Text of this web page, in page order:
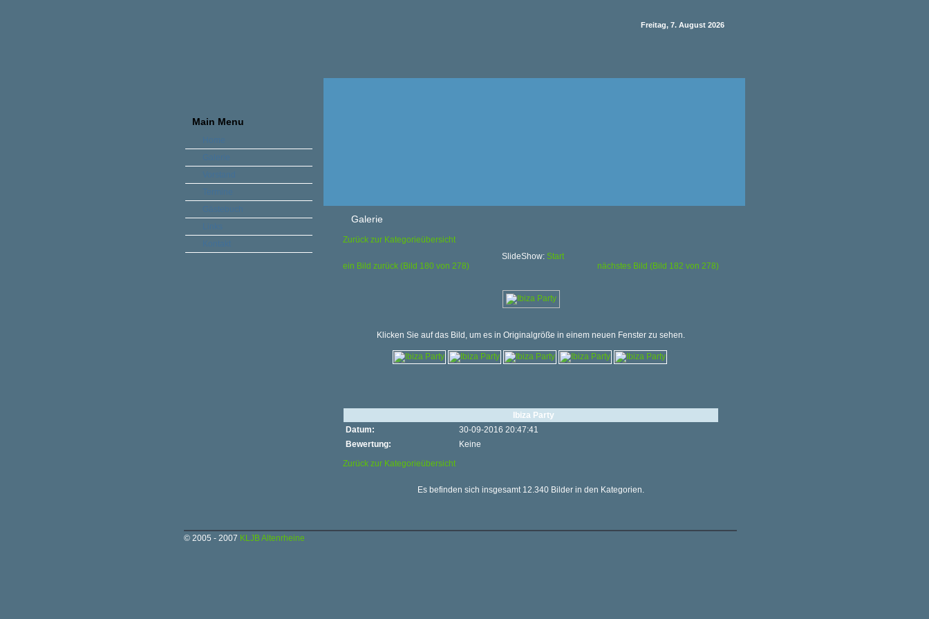
Main Menu
Freitag, 7. August 2026
Galerie
Zurück zur Kategorieübersicht
SlideShow: Start
ein Bild zurück (Bild 180 von 278)
nächstes Bild (Bild 182 von 278)
Klicken Sie auf das Bild, um es in Originalgröße in einem neuen Fenster zu sehen.
Ibiza Party
Datum:
30-09-2016 20:47:41
Bewertung:
Keine
Zurück zur Kategorieübersicht
Es befinden sich insgesamt 12.340 Bilder in den Kategorien.
© 2005 - 2007 KLJB Altenrheine